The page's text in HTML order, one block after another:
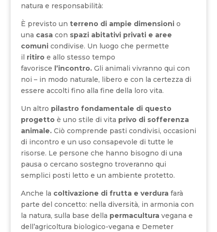
natura e responsabilità:
È previsto un terreno di ampie dimensionio
una casacon spazi abitativi privati e aree
comunicondivise. Un luogo che permette
il ritiroe allo stesso tempo
favorisce l’incontro.Gli animali vivranno qui con
noi – in modo naturale, libero e con la certezza di
essere accolti fino alla fine della loro vita.
Un altro pilastro fondamentale di questo
progettoè uno stile di vita privo di sofferenza
animale.Ciò comprende pasti condivisi, occasioni
di incontro e un uso consapevole di tutte le
risorse. Le persone che hanno bisogno di una
pausa o cercano sostegno troveranno qui
semplici posti letto e un ambiente protetto.
Anche la coltivazione di frutta e verdurafarà
parte del concetto: nella diversità, in armonia con
la natura, sulla base della permaculturavegana e
dell’agricoltura biologico-vegana e Demeter